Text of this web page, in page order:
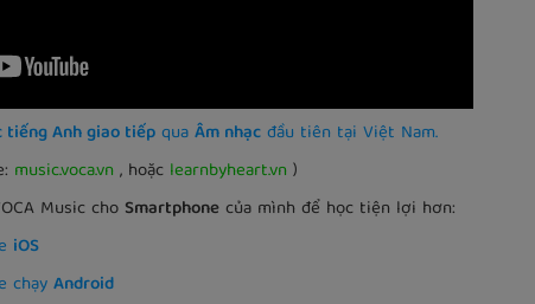
tiếng Anh giao tiếpquaÂm nhạcđầu tiên tại Việt Nam.
music.voca.vn, hoặc learnbyheart.vn )
Music cho Smartphonecủa mình để học tiện lợi hơn:
iOS
chạyAndroid